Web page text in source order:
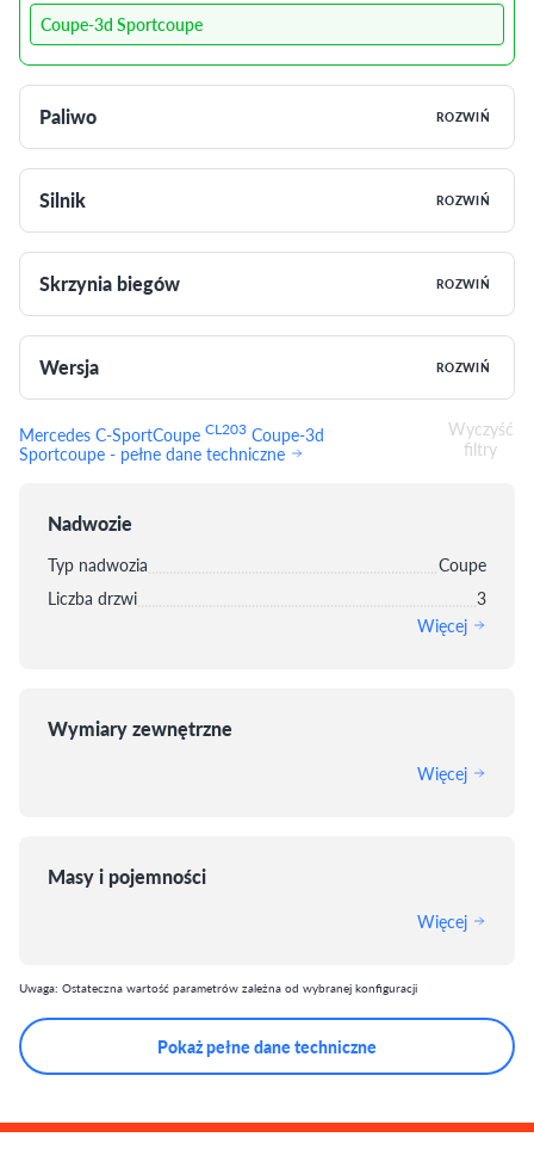
Coupe-3d Sportcoupe
Paliwo ROZWIŃ
Silnik ROZWIŃ
Skrzynia biegów ROZWIŃ
Wersja ROZWIŃ
Mercedes C-SportCoupe CL203 Coupe-3d
Sportcoupe - pełne dane techniczne
Wyczyść
filtry
Nadwozie
Typ nadwozia
Coupe
Liczba drzwi
3
Więcej
Wymiary zewnętrzne
Więcej
Masy i pojemności
Więcej
Uwaga: Ostateczna wartość parametrów zależna od wybranej konfiguracji
Pokaż pełne dane techniczne